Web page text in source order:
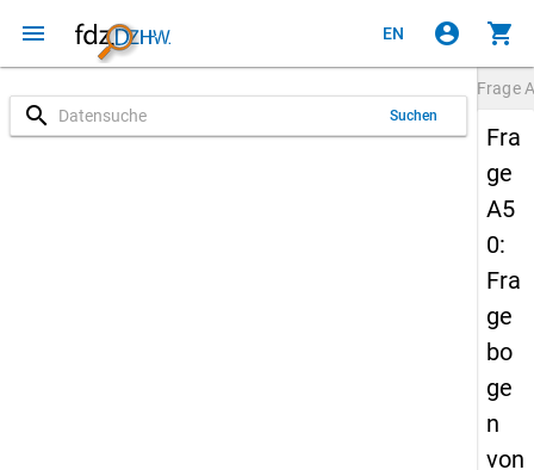
menu EN account_circle shopping_cart
search Suchen
Frage
Fra
ge
A5
0:
Fra
ge
bo
ge
n
von